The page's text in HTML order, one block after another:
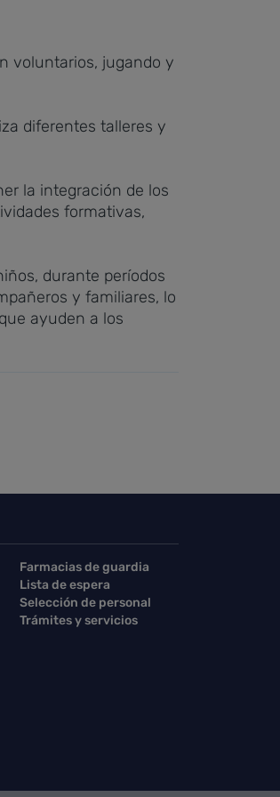
voluntarios, jugando y
diferentes talleres y
la integración de los
formativas,
durante períodos
y familiares, lo
ayuden a los
Farmacias de guardia
Lista de espera
Selección de personal
Trámites y servicios